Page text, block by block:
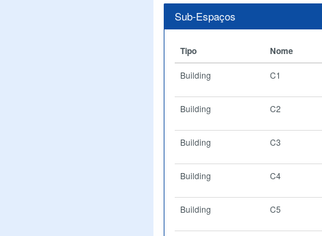
Sub-Espaços
Tipo Nome
Building C1
Building C2
Building C3
Building C4
Building C5